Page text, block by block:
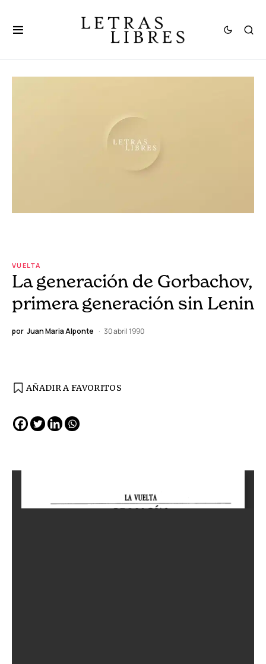
VUELTA
La generación de Gorbachov,
primera generación sin Lenin
por Juan Maria Alponte 30 abril 1990
AÑADIR A FAVORITOS